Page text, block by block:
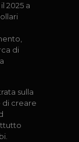
2025 a
di
sulla
di creare